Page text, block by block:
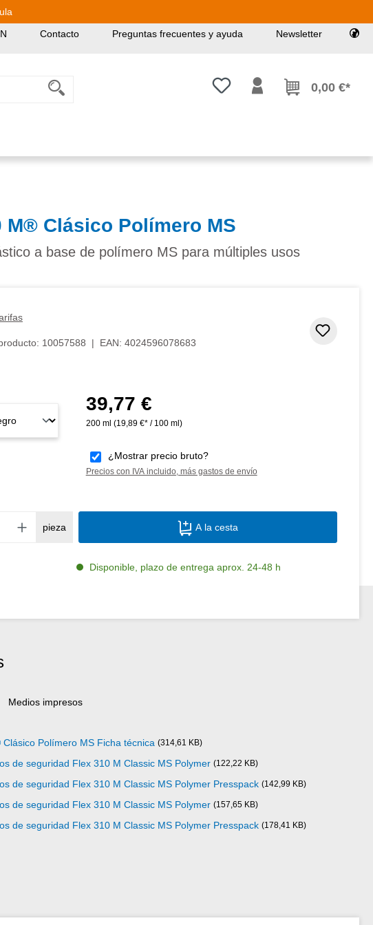
Contacto Preguntas frecuentes y ayuda Newsletter
Tienes 0 artículos en tu lista de
0,00 €*
M® Clásico Polímero MS
a base de polímero MS para múltiples usos
10057588 | EAN: 4024596078683
Precio normal:
39,77 €
200 ml (19,89 €* / 100 ml)
¿Mostrar precio bruto?
Precios con IVA incluido, más gastos de envío
Cantidad del producto: introduce la
pieza A la cesta
Disponible, plazo de entrega aprox. 24-48 h
Medios impresos
Polímero MS Ficha técnica (314,61 KB)
de seguridad Flex 310 M Classic MS Polymer (122,22 KB)
de seguridad Flex 310 M Classic MS Polymer Presspack (142,99 KB)
de seguridad Flex 310 M Classic MS Polymer (157,65 KB)
de seguridad Flex 310 M Classic MS Polymer Presspack (178,41 KB)